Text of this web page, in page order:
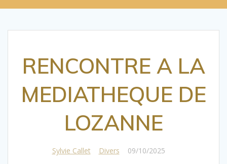
RENCONTRE A LA
MEDIATHEQUE DE
LOZANNE
Sylvie Callet Divers 09/10/2025